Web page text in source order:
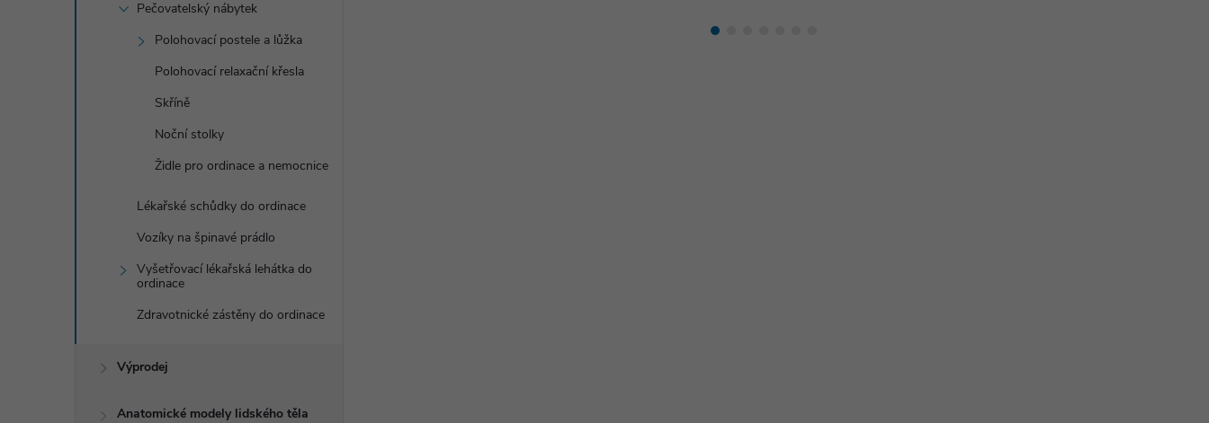
Pečovatelský nábytek
Polohovací postele a lůžka
Polohovací relaxační křesla
Skříně
Noční stolky
Židle pro ordinace a nemocnice
Lékařské schůdky do ordinace
Vozíky na špinavé prádlo
Vyšetřovací lékařská lehátka do
ordinace
Zdravotnické zástěny do ordinace
Výprodej
Anatomické modely lidského těla